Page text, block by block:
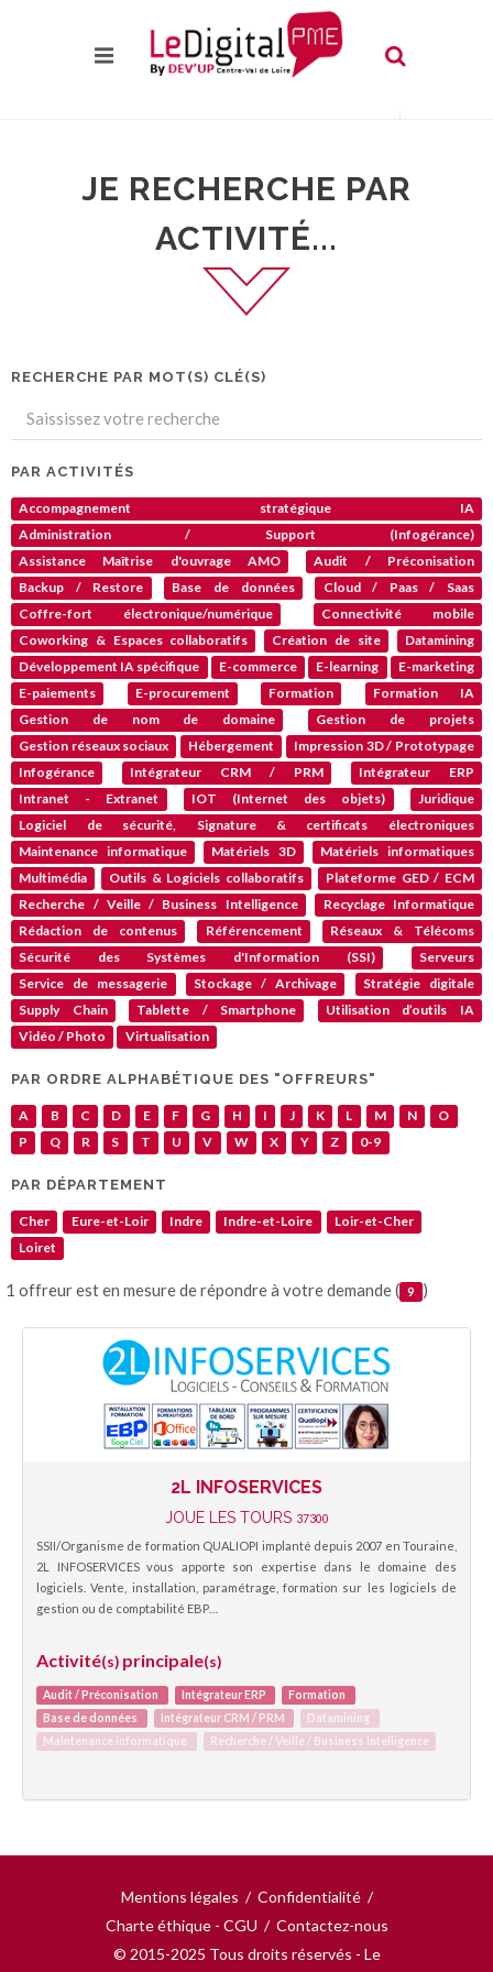
JE RECHERCHE PAR
ACTIVITÉ...
RECHERCHE PAR MOT(S) CLÉ(S)
PAR ACTIVITÉS
Accompagnement stratégique IA
Administration / Support (Infogérance)
Assistance Maîtrise d'ouvrage AMO
Audit / Préconisation
Backup / Restore
Base de données
Cloud / Paas / Saas
Coffre-fort électronique/numérique
Connectivité mobile
Coworking & Espaces collaboratifs
Création de site
Datamining
Développement IA spécifique
E-commerce E-learning
E-marketing
E-paiements
E-procurement Formation
Formation IA
Gestion de nom de domaine
Gestion de projets
Gestion réseaux sociaux
Hébergement
Impression 3D / Prototypage
Infogérance
Intégrateur CRM / PRM
Intégrateur ERP
Intranet - Extranet
IOT (Internet des objets)
Juridique
Logiciel de sécurité, Signature & certificats électroniques
Maintenance informatique
Matériels 3D
Matériels informatiques
Multimédia
Outils & Logiciels collaboratifs
Plateforme GED / ECM
Recherche / Veille / Business Intelligence
Recyclage Informatique
Rédaction de contenus
Référencement
Réseaux & Télécoms
Sécurité des Systèmes d'Information (SSI)
Serveurs
Service de messagerie
Stockage / Archivage
Stratégie digitale
Supply Chain
Tablette / Smartphone
Utilisation d’outils IA
Vidéo / Photo
Virtualisation
PAR ORDRE ALPHABÉTIQUE DES "OFFREURS"
A B C D E F G H I J K L M N
O
P
Q R S T U V W X Y Z 0-9
PAR DÉPARTEMENT
Cher Eure-et-Loir Indre Indre-et-Loire
Loir-et-Cher
Loiret
1 offreur est en mesure de répondre à votre demande ( 9 )
2L INFOSERVICES
JOUE LES TOURS 37300
SSII/Organisme de formation QUALIOPI implanté depuis 2007 en Touraine,
2L INFOSERVICES vous apporte son expertise dans le domaine des
logiciels. Vente, installation, paramétrage, formation sur les logiciels de
gestion ou de comptabilité EBP…
Activité(s) principale(s)
Audit / Préconisation Intégrateur ERP
Formation
Base de données
Intégrateur CRM / PRM
Datamining
Maintenance informatique
Recherche / Veille / Business Intelligence
Mentions légales / Confidentialité /
Charte éthique - CGU / Contactez-nous
© 2015-2025 Tous droits réservés - Le